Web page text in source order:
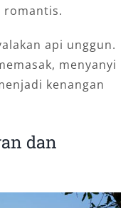
romantis.
api unggun.
menyanyi
kenangan
dan